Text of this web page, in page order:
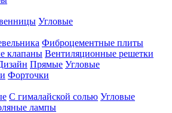
Угловые
Фиброцементные плиты
клапаны Вентиляционные решетки
Прямые Угловые
Форточки
С гималайской солью Угловые
лампы